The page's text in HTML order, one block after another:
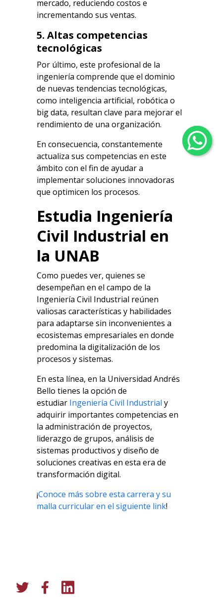
mercado, reduciendo costos e
incrementando sus ventas.
5. Altas competencias
tecnológicas
Por último, este profesional de la
ingeniería comprende que el dominio
de nuevas tendencias tecnológicas,
como inteligencia artificial, robótica o
big data, resultan clave para mejorar el
rendimiento de una organización.
En consecuencia, constantemente
actualiza sus competencias en este
ámbito con el fin de ayudar a
implementar soluciones innovadoras
que optimicen los procesos.
Estudia Ingeniería
Civil Industrial en
la UNAB
Como puedes ver, quienes se
desempeñan en el campo de la
Ingeniería Civil Industrial reúnen
valiosas características y habilidades
para adaptarse sin inconvenientes a
ecosistemas empresariales en donde
predomina la digitalización de los
procesos y sistemas.
En esta línea, en la Universidad Andrés
Bello tienes la opción de
estudiar Ingeniería Civil Industrial y
adquirir importantes competencias en
la administración de proyectos,
liderazgo de grupos, análisis de
sistemas productivos y diseño de
soluciones creativas en esta era de
transformación digital.
¡Conoce más sobre esta carrera y su
malla curricular en el siguiente link!